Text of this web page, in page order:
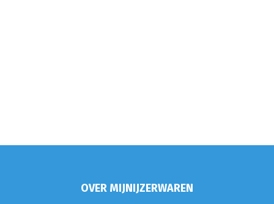
OVER MIJNIJZERWAREN